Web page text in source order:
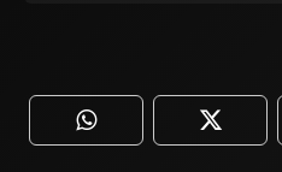
WhatsApp Twitter